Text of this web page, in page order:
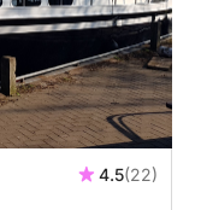
4.5(22)